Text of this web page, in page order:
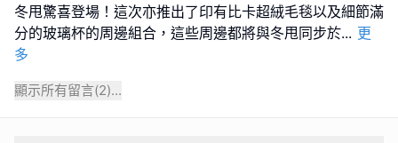
冬甩驚喜登場！這次亦推出了印有比卡超絨毛毯以及細節滿
分的玻璃杯的周邊組合，這些周邊都將與冬甩同步於... 更
多
顯示所有留言(2)...